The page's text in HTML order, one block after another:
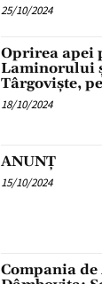
25/10/2024
Oprirea apei
Laminorului
Târgoviște,
18/10/2024
ANUNȚ
15/10/2024
Compania